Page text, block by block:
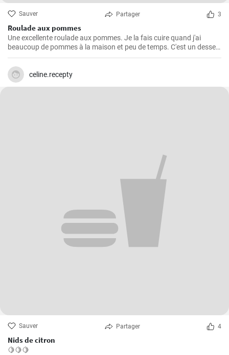
Sauver Partager 3
Roulade aux pommes
Une excellente roulade aux pommes. Je la fais cuire quand j'ai
beaucoup de pommes à la maison et peu de temps. C'est un dessert
rapide et facile qui plait toujours.
celine.recepty
Sauver Partager 4
Nids de citron
🍋🍋🍋